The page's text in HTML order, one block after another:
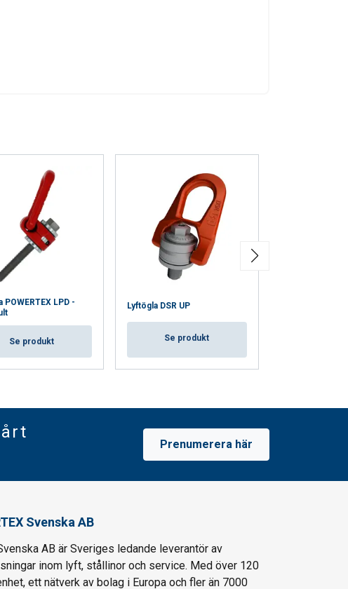
POWERTEX LPD -
Se produkt
Lyftögla DSR UP
Se produkt
Prenumerera här
Svenska AB
AB är Sveriges ledande leverantör av
inom lyft, stållinor och service. Med över 120
ett nätverk av bolag i Europa och fler än 7000